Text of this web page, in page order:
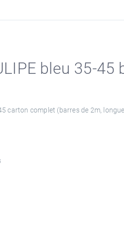
bleu 35-45
carton complet (barres de 2m,